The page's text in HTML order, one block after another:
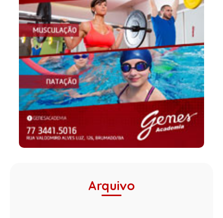
Arquivo